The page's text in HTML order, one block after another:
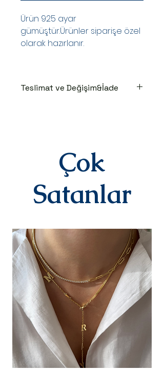
Ürün 925 ayar
gümüştür.Ürünler siparişe özel
olarak hazırlanır.
Teslimat ve Değişim&İade
edilir.Kargoya teslim edildiğinde
takip numaranız,anlaşmalı kargo
firmamız olan Yurtiçi Kargo
tarafından size sms olarak iletilir.
DEĞİŞİM&İADE
Kişiye özel
yoktur.Ürünler sipariş üstüne kişiye
özel olarak hazırlanır.Küpe
kategorisindeki ürünlerimiz hijyen
nedeniyle iade alınmamaktadır.
Diğer ürünlerimiz için bizimle 14
gün içinde iletişime geçerek
iade değişim talebinizi
iletebilirsiniz.İade/değişim sürecin
deki kargo ücreti yine anlaşmalı
ücretimizle,tarafınızca
karşılanır.Ürün bize ulaştıktan
sonra değerlendirmesi yapılır ve
sizinle iletişimde
Çok
Satanlar